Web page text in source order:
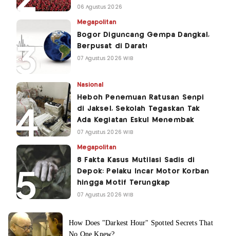
06 Agustus 2026
Megapolitan
Bogor Diguncang Gempa Dangkal,
Berpusat di Darat!
07 Agustus 2026 WIB
Nasional
Heboh Penemuan Ratusan Senpi
di Jaksel, Sekolah Tegaskan Tak
Ada Kegiatan Eskul Menembak
07 Agustus 2026 WIB
Megapolitan
8 Fakta Kasus Mutilasi Sadis di
Depok: Pelaku Incar Motor Korban
hingga Motif Terungkap
07 Agustus 2026 WIB